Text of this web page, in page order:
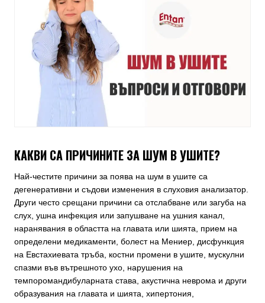
КАКВИ СА ПРИЧИНИТЕ ЗА ШУМ В УШИТЕ?
Най-честите причини за поява на шум в ушите са
дегенеративни и съдови изменения в слуховия анализатор.
Други често срещани причини са отслабване или загуба на
слух, ушна инфекция или запушване на ушния канал,
наранявания в областта на главата или шията, прием на
определени медикаменти, болест на Мениер, дисфункция
на Евстахиевата тръба, костни промени в ушите, мускулни
спазми във вътрешното ухо, нарушения на
темпоромандибуларната става, акустична неврома и други
образувания на главата и шията, хипертония,